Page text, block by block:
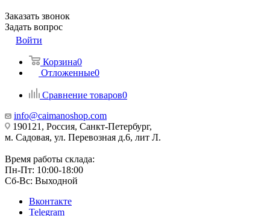
Заказать звонок
Задать вопрос
Войти
Корзина0
Отложенные0
Сравнение товаров0
info@caimanoshop.com
190121, Россия, Санкт-Петербург,
м. Садовая, ул. Перевозная д.6, лит Л.
Время работы склада:
Пн-Пт: 10:00-18:00
Сб-Вс: Выходной
Вконтакте
Telegram